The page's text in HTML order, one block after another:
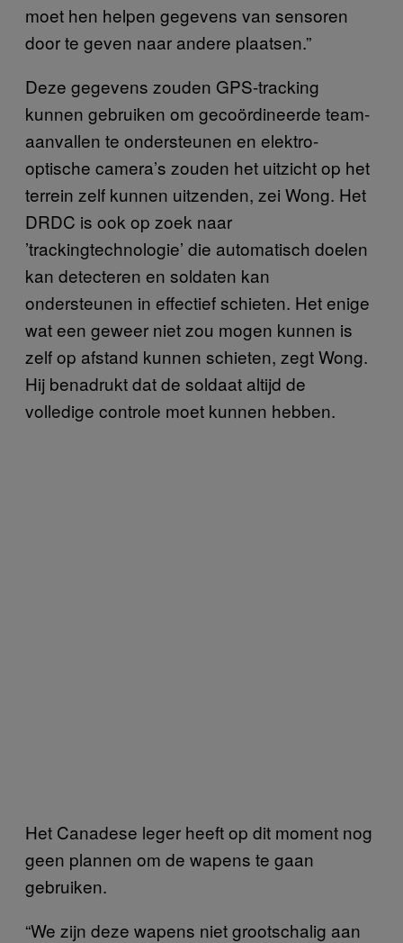
moet hen helpen gegevens van sensoren
door te geven naar andere plaatsen.”
Deze gegevens zouden GPS-tracking
kunnen gebruiken om gecoördineerde team-
aanvallen te ondersteunen en elektro-
optische camera’s zouden het uitzicht op het
terrein zelf kunnen uitzenden, zei Wong. Het
DRDC is ook op zoek naar
’trackingtechnologie’ die automatisch doelen
kan detecteren en soldaten kan
ondersteunen in effectief schieten. Het enige
wat een geweer niet zou mogen kunnen is
zelf op afstand kunnen schieten, zegt Wong.
Hij benadrukt dat de soldaat altijd de
volledige controle moet kunnen hebben.
Het Canadese leger heeft op dit moment nog
geen plannen om de wapens te gaan
gebruiken.
“We zijn deze wapens niet grootschalig aan